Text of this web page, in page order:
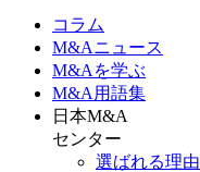
コラム
M&Aニュース
M&Aを学ぶ
M&A 用語集
日本M&A
センター
選ばれる理由